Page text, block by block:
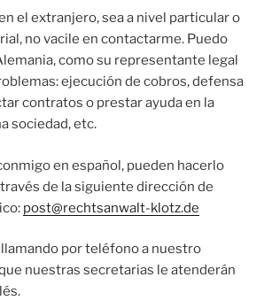
el extranjero, sea a nivel particular o
no vacile en contactarme. Puedo
como su representante legal
ejecución de cobros, defensa
contratos o prestar ayuda en la
sociedad, etc.
en español, pueden hacerlo
de la siguiente dirección de
post@rechtsanwalt-klotz.de
por teléfono a nuestro
nuestras secretarias le atenderán